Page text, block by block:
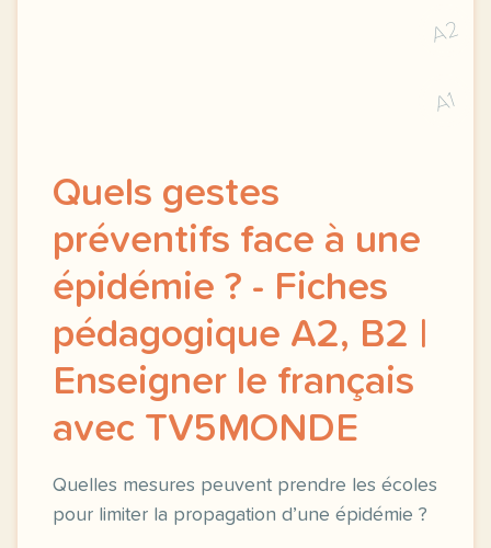
A2
A1
Quels gestes
préventifs face à une
épidémie ? - Fiches
pédagogique A2, B2 |
Enseigner le français
avec TV5MONDE
Quelles mesures peuvent prendre les écoles
pour limiter la propagation d’une épidémie ?